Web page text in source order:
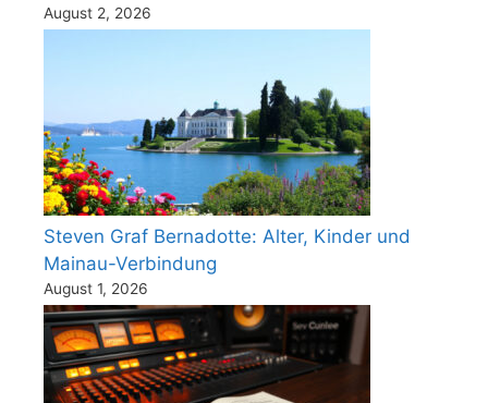
August 2, 2026
Steven Graf Bernadotte: Alter, Kinder und
Mainau-Verbindung
August 1, 2026